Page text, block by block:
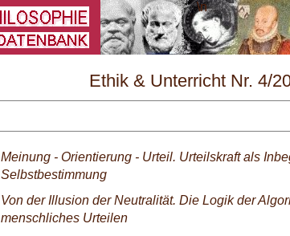
Ethik & Unterricht Nr. 4/
Meinung - Orientierung - Urteil. Urteilskraft als
Selbstbestimmung
Von der Illusion der Neutralität. Die Logik der
menschliches Urteilen